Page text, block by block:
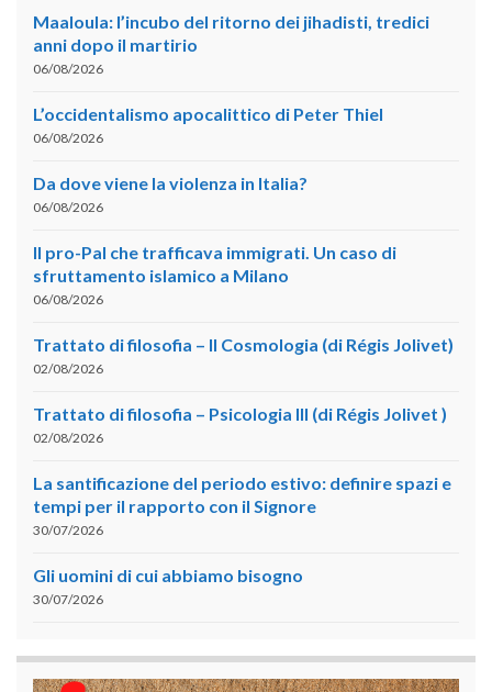
Maaloula: l’incubo del ritorno dei jihadisti, tredici
anni dopo il martirio
06/08/2026
L’occidentalismo apocalittico di Peter Thiel
06/08/2026
Da dove viene la violenza in Italia?
06/08/2026
Il pro-Pal che trafficava immigrati. Un caso di
sfruttamento islamico a Milano
06/08/2026
Trattato di filosofia – II Cosmologia (di Régis Jolivet)
02/08/2026
Trattato di filosofia – Psicologia III (di Régis Jolivet )
02/08/2026
La santificazione del periodo estivo: definire spazi e
tempi per il rapporto con il Signore
30/07/2026
Gli uomini di cui abbiamo bisogno
30/07/2026